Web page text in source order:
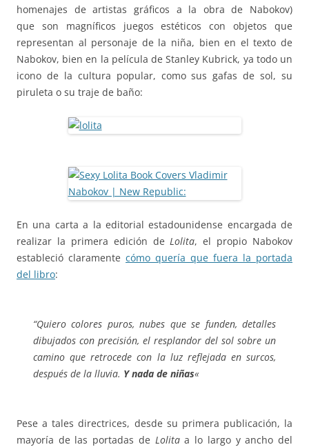
homenajes de artistas gráficos a la obra de Nabokov)
que
son magníficos juegos estéticos con objetos que
representan al personaje de la niña, bien en el texto de
Nabokov, bien en la película de Stanley Kubrick, ya todo un
icono de la cultura popular, como sus gafas de sol, su
piruleta o su traje de baño:
En una carta a la editorial estadounidense encargada de
realizar la primera edición deLolita, el propio Nabokov
estableció claramente cómo quería que fuera la portada
del libro:
“Quiero colores puros, nubes que se funden, detalles
dibujados con precisión, el resplandor del sol sobre un
camino que retrocede con la luz reflejada en surcos,
después de la lluvia. Y nada de niñas«
Pese a tales directrices, desde su primera publicación, la
mayoría de las portadas de Lolitaa lo largo y ancho del